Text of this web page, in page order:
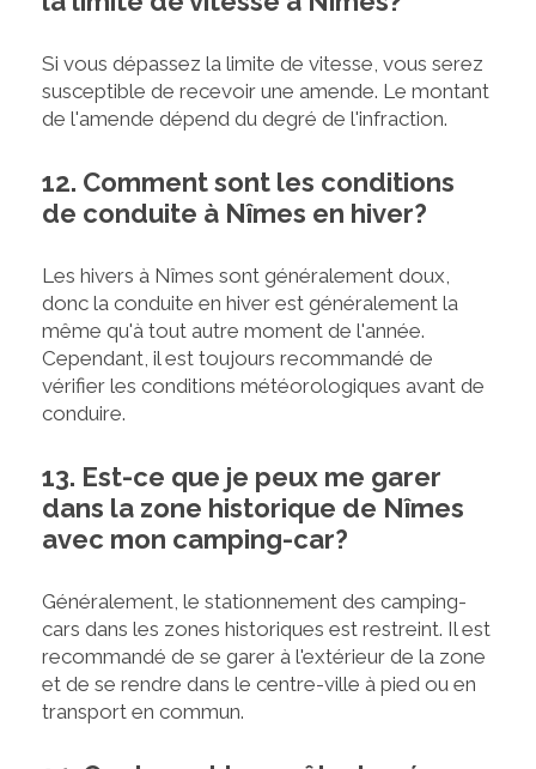
Si vous dépassez la limite de vitesse, vous serez
susceptible de recevoir une amende. Le montant
de l'amende dépend du degré de l'infraction.
12. Comment sont les conditions
de conduite à Nîmes en hiver?
Les hivers à Nîmes sont généralement doux,
donc la conduite en hiver est généralement la
même qu'à tout autre moment de l'année.
Cependant, il est toujours recommandé de
vérifier les conditions météorologiques avant de
conduire.
13. Est-ce que je peux me garer
dans la zone historique de Nîmes
avec mon camping-car?
Généralement, le stationnement des camping-
cars dans les zones historiques est restreint. Il est
recommandé de se garer à l'extérieur de la zone
et de se rendre dans le centre-ville à pied ou en
transport en commun.